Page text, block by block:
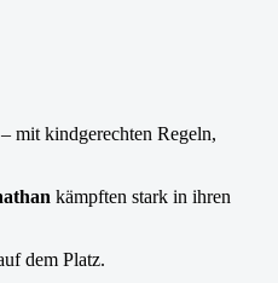
mit kindgerechten Regeln,
kämpften stark in ihren
dem Platz.